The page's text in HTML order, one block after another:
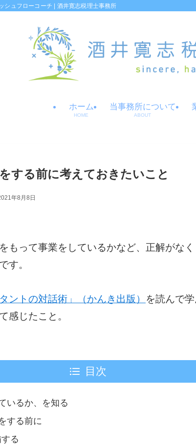
シュフローコーチ | 酒井寛志税理士事務所
ホーム
HOME
当事務所について
ABOUT
する前に考えておきたいこと
年8月8日
もって事業をしているかなど、正解がな
す。
ントの対話術」（かんき出版） を読んで
感じたこと。
目次
いるか、を知る
する前に
る